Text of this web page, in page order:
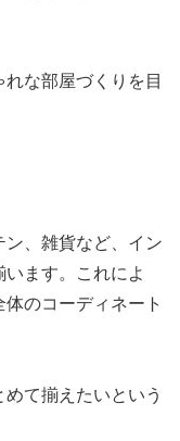
な部屋づくりを目
、雑貨など、イン
ます。これによ
のコーディネート
て揃えたいという